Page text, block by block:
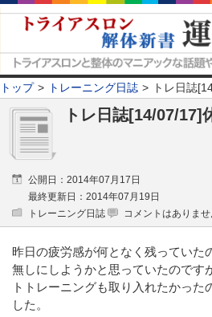
トップ トレーニング日誌 トレ日誌
トレ日誌[14/07/17]
公開日：2014年07月17日
最終更新日：2014年07月19日
トレーニング日誌
コメントはありませ
昨日の疲労感が何となく残っていた
無しにしようかと思っていたのです
トトレーニングも取り入れたかった
した。